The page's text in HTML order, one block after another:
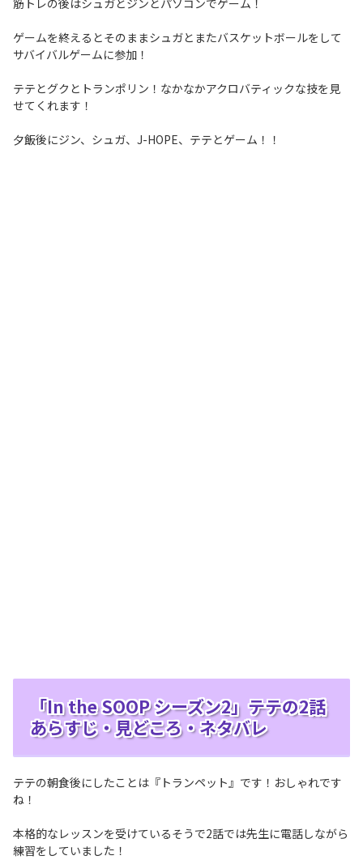
筋トレの後はシュガとジンとパソコンでゲーム！
ゲームを終えるとそのままシュガとまたバスケットボールをして
サバイバルゲームに参加！
テテとグクとトランポリン！なかなかアクロバティックな技を見
せてくれます！
夕飯後にジン、シュガ、J-HOPE、テテとゲーム！！
「In the SOOP シーズン2」テテの2話
あらすじ・見どころ・ネタバレ
テテの朝食後にしたことは『トランペット』です！おしゃれです
ね！
本格的なレッスンを受けているそうで2話では先生に電話しながら
練習をしていました！